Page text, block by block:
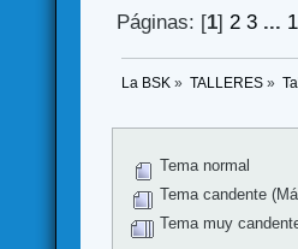
Páginas: [1] 2 3 ...
La BSK » TALLERES»
Tema normal
Tema candente
Tema muy